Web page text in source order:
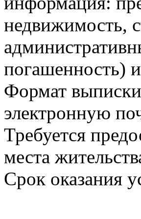
недвижимость,
погашенность)
Формат
электронную
Требуется
места
Срок оказания